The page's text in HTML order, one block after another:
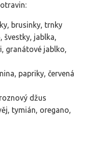
brusinky, trnky
švestky, jablka,
granátové jablko,
papriky, červená
džus
tymián, oregano,